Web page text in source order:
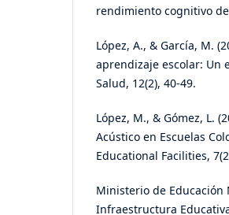
rendimiento cognitivo
López, A., & García, M.
aprendizaje escolar: Un
Salud, 12(2), 40-49.
López, M., & Gómez, L.
Acústico en Escuelas
Educational Facilities,
Ministerio de Educación
Infraestructura